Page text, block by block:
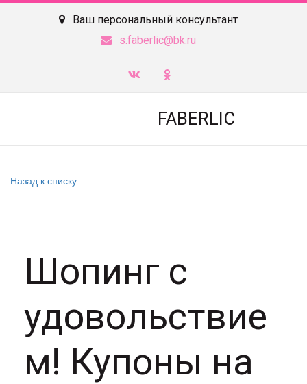
Ваш персональный консультант
s.faberlic@bk.ru
FABERLIC
Назад к списку
Шопинг с
удовольствие
м! Купоны на